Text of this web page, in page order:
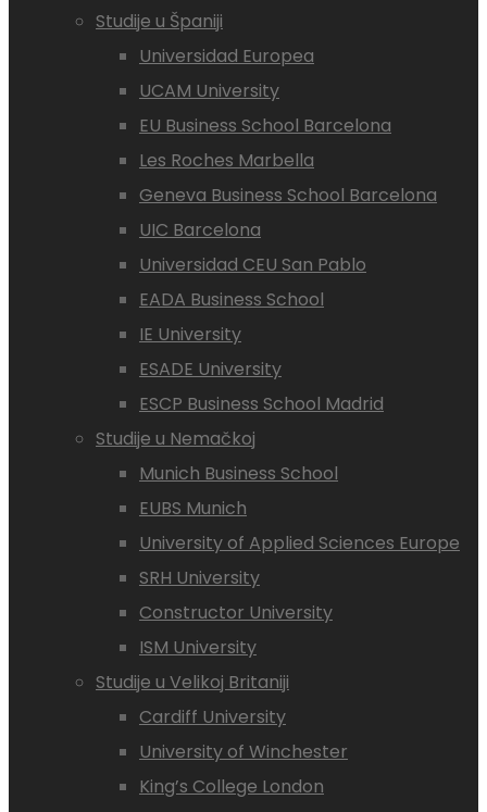
Studije u Španiji
Universidad Europea
UCAM University
EU Business School Barcelona
Les Roches Marbella
Geneva Business School Barcelona
UIC Barcelona
Universidad CEU San Pablo
EADA Business School
IE University
ESADE University
ESCP Business School Madrid
Studije u Nemačkoj
Munich Business School
EUBS Munich
University of Applied Sciences Europe
SRH University
Constructor University
ISM University
Studije u Velikoj Britaniji
Cardiff University
University of Winchester
King’s College London